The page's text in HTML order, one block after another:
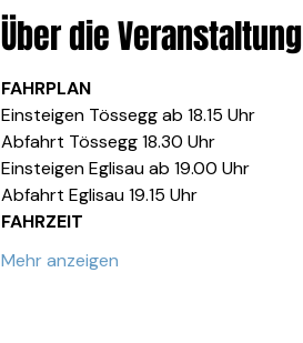
Über die Veranstaltung
FAHRPLAN
Einsteigen Tössegg ab 18.15 Uhr
Abfahrt Tössegg 18.30 Uhr
Einsteigen Eglisau ab 19.00 Uhr
Abfahrt Eglisau 19.15 Uhr
FAHRZEIT
Mehr anzeigen